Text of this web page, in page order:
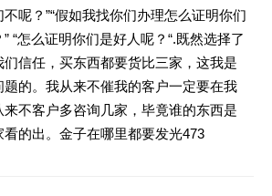
呢？”“假如我找你们办理怎么证明你们
“怎么证明你们是好人呢？“.既然选择了
信任，买东西都要货比三家，这我是
题的。我从来不催我的客户一定要在我
不客户多咨询几家，毕竟谁的东西是
看的出。金子在哪里都要发光473